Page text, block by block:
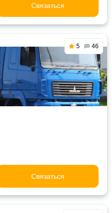
Связаться
5 46
Связаться